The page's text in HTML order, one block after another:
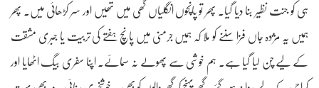
ہی کو جنت نظیر بنا دیا گیا۔ پھر تو پانچوں انگلیاں گھی میں تھیں اور سر کڑھائی میں۔ پھر
ہمیں یہ مژدہ جاں فزا سننے کو ملا کہ ہمیں جرمنی میں پانچ ہفتے کی تربیت یا جبری مشقت
کے لیے چن لیا گیا ہے۔ ہم خوشی سے پھولے نہ سمائے۔ اپنا سفری بیگ اٹھایا اور